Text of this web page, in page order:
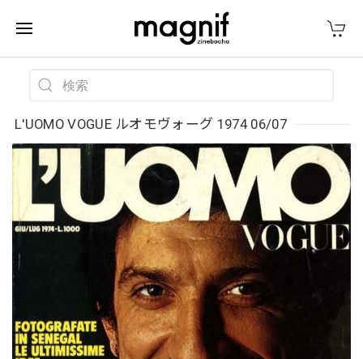
L'UOMO VOGUE ルオモヴォーグ 1974 06/07